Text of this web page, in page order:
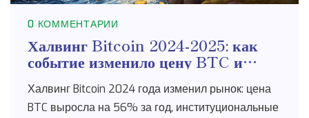
0 КОММЕНТАРИИ
Халвинг Bitcoin 2024-2025: как
событие изменило цену BTC и
Халвинг Bitcoin 2024 года изменил рынок: цена
BTC выросла на 56% за год, институциональные